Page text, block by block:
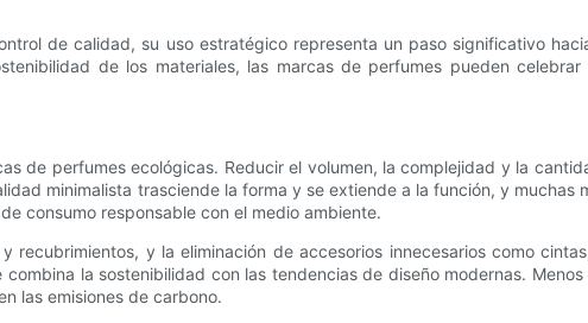
de calidad, su uso estratégico representa un paso significativo
de los materiales, las marcas de perfumes pueden celebrar
de perfumes ecológicas. Reducir el volumen, la complejidad y la
minimalista trasciende la forma y se extiende a la función, y muchas
consumo responsable con el medio ambiente.
y la eliminación de accesorios innecesarios como
la sostenibilidad con las tendencias de diseño modernas.
las emisiones de carbono.